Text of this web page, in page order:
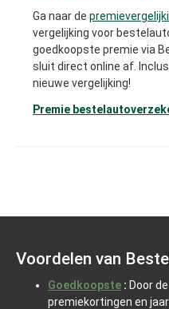
Ga naar de
vergelijking voor
goedkoopste premie via
sluit direct online af.
nieuwe vergelijking!
Premie
Voordelen van
Goedkoopste : Door
premiekortingen en